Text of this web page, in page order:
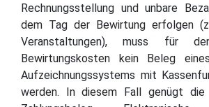
Rechnungsstellung und unbare
dem Tag der Bewirtung erfolgen
Veranstaltungen), muss für
Bewirtungskosten kein Beleg
Aufzeichnungssystems mit
werden. In diesem Fall genügt die